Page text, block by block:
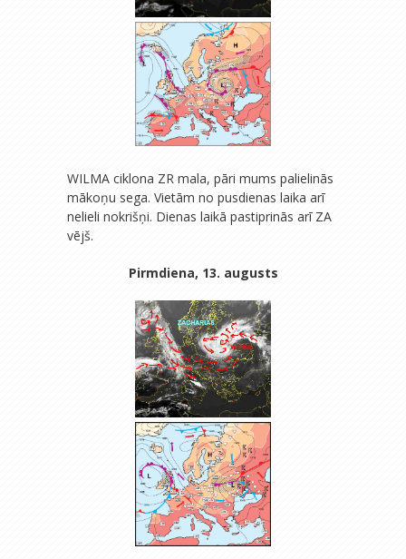
WILMA ciklona ZR mala, pāri mums palielinās
mākoņu sega. Vietām no pusdienas laika arī
nelieli nokrišņi. Dienas laikā pastiprinās arī ZA
vējš.
Pirmdiena, 13. augusts